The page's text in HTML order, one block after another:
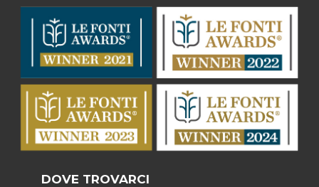
DOVE TROVARCI